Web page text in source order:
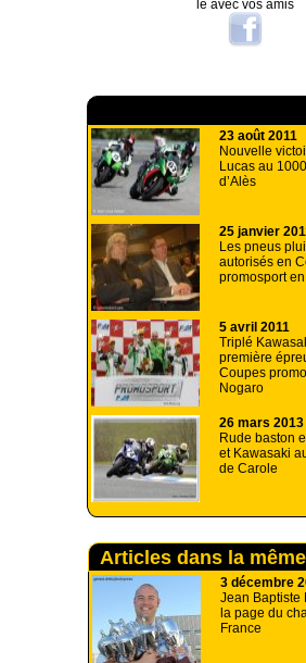
le avec vos amis
23 août 2011
Nouvelle
Lucas au
d’Alès
25 janvier
Les pneus
autorisés en
promosport
5 avril 2011
Triplé
première
Coupes
Nogaro
26 mars 2013
Rude baston
et Kawasaki
de Carole
Articles dans la
3 décembre
Jean Baptiste
la page du
France